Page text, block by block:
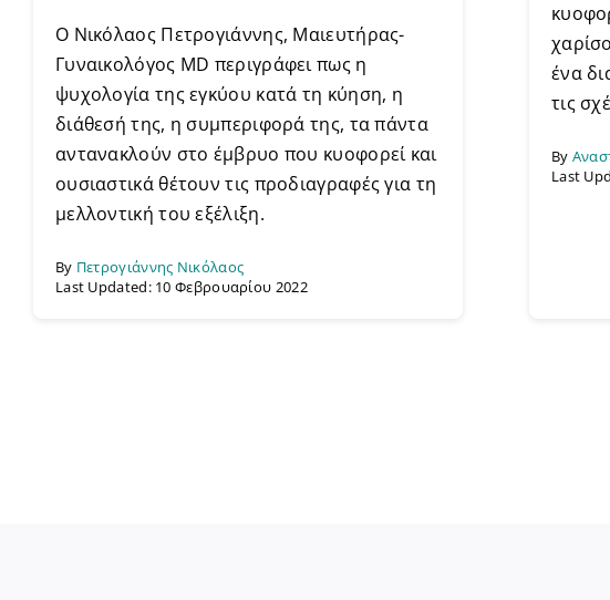
Ο Νικόλαος Πετρογιάννης, Μαιευτήρας-
Γυναικολόγος MD περιγράφει πως η
ψυχολογία της εγκύου κατά τη κύηση, η
διάθεσή της, η συμπεριφορά της, τα πάντα
αντανακλούν στο έμβρυο που κυοφορεί και
ουσιαστικά θέτουν τις προδιαγραφές για τη
μελλοντική του εξέλιξη.
By Πετρογιάννης Νικόλαος
Last Updated: 10 Φεβρουαρίου 2022
ένα
τις
By
Last